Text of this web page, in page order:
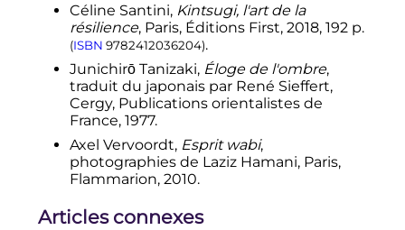
Céline Santini, Kintsugi, l'art de la
résilience, Paris, Éditions First, 2018, 192 p.
(ISBN 9782412036204).
Junichirō Tanizaki, Éloge de l'ombre,
traduit du japonais par René Sieffert,
Cergy, Publications orientalistes de
France, 1977.
Axel Vervoordt, Esprit wabi,
photographies de Laziz Hamani, Paris,
Flammarion, 2010.
Articles connexes